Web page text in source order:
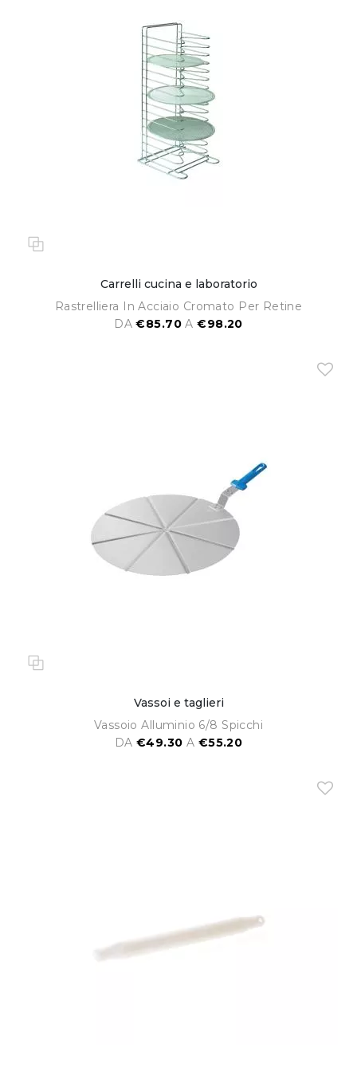
Carrelli cucina e laboratorio
Rastrelliera In Acciaio Cromato Per Retine
DA€85.70A€98.20
Vassoi e taglieri
Vassoio Alluminio 6/8 Spicchi
DA €49.30 A €55.20